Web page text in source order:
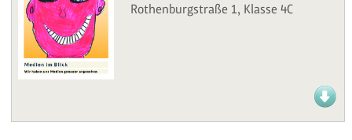
Rothenburgstraße 1, Klasse 4C